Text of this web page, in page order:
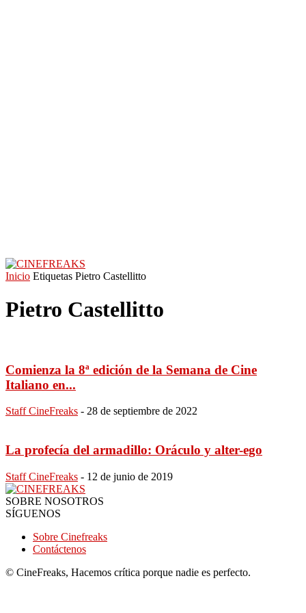
Inicio Etiquetas Pietro Castellitto
Pietro Castellitto
Comienza la 8ª edición de la Semana de Cine
Italiano en...
Staff CineFreaks - 28 de septiembre de 2022
La profecía del armadillo: Oráculo y alter-ego
Staff CineFreaks - 12 de junio de 2019
SOBRE NOSOTROS
SÍGUENOS
Sobre Cinefreaks
Contáctenos
© CineFreaks, Hacemos crítica porque nadie es perfecto.